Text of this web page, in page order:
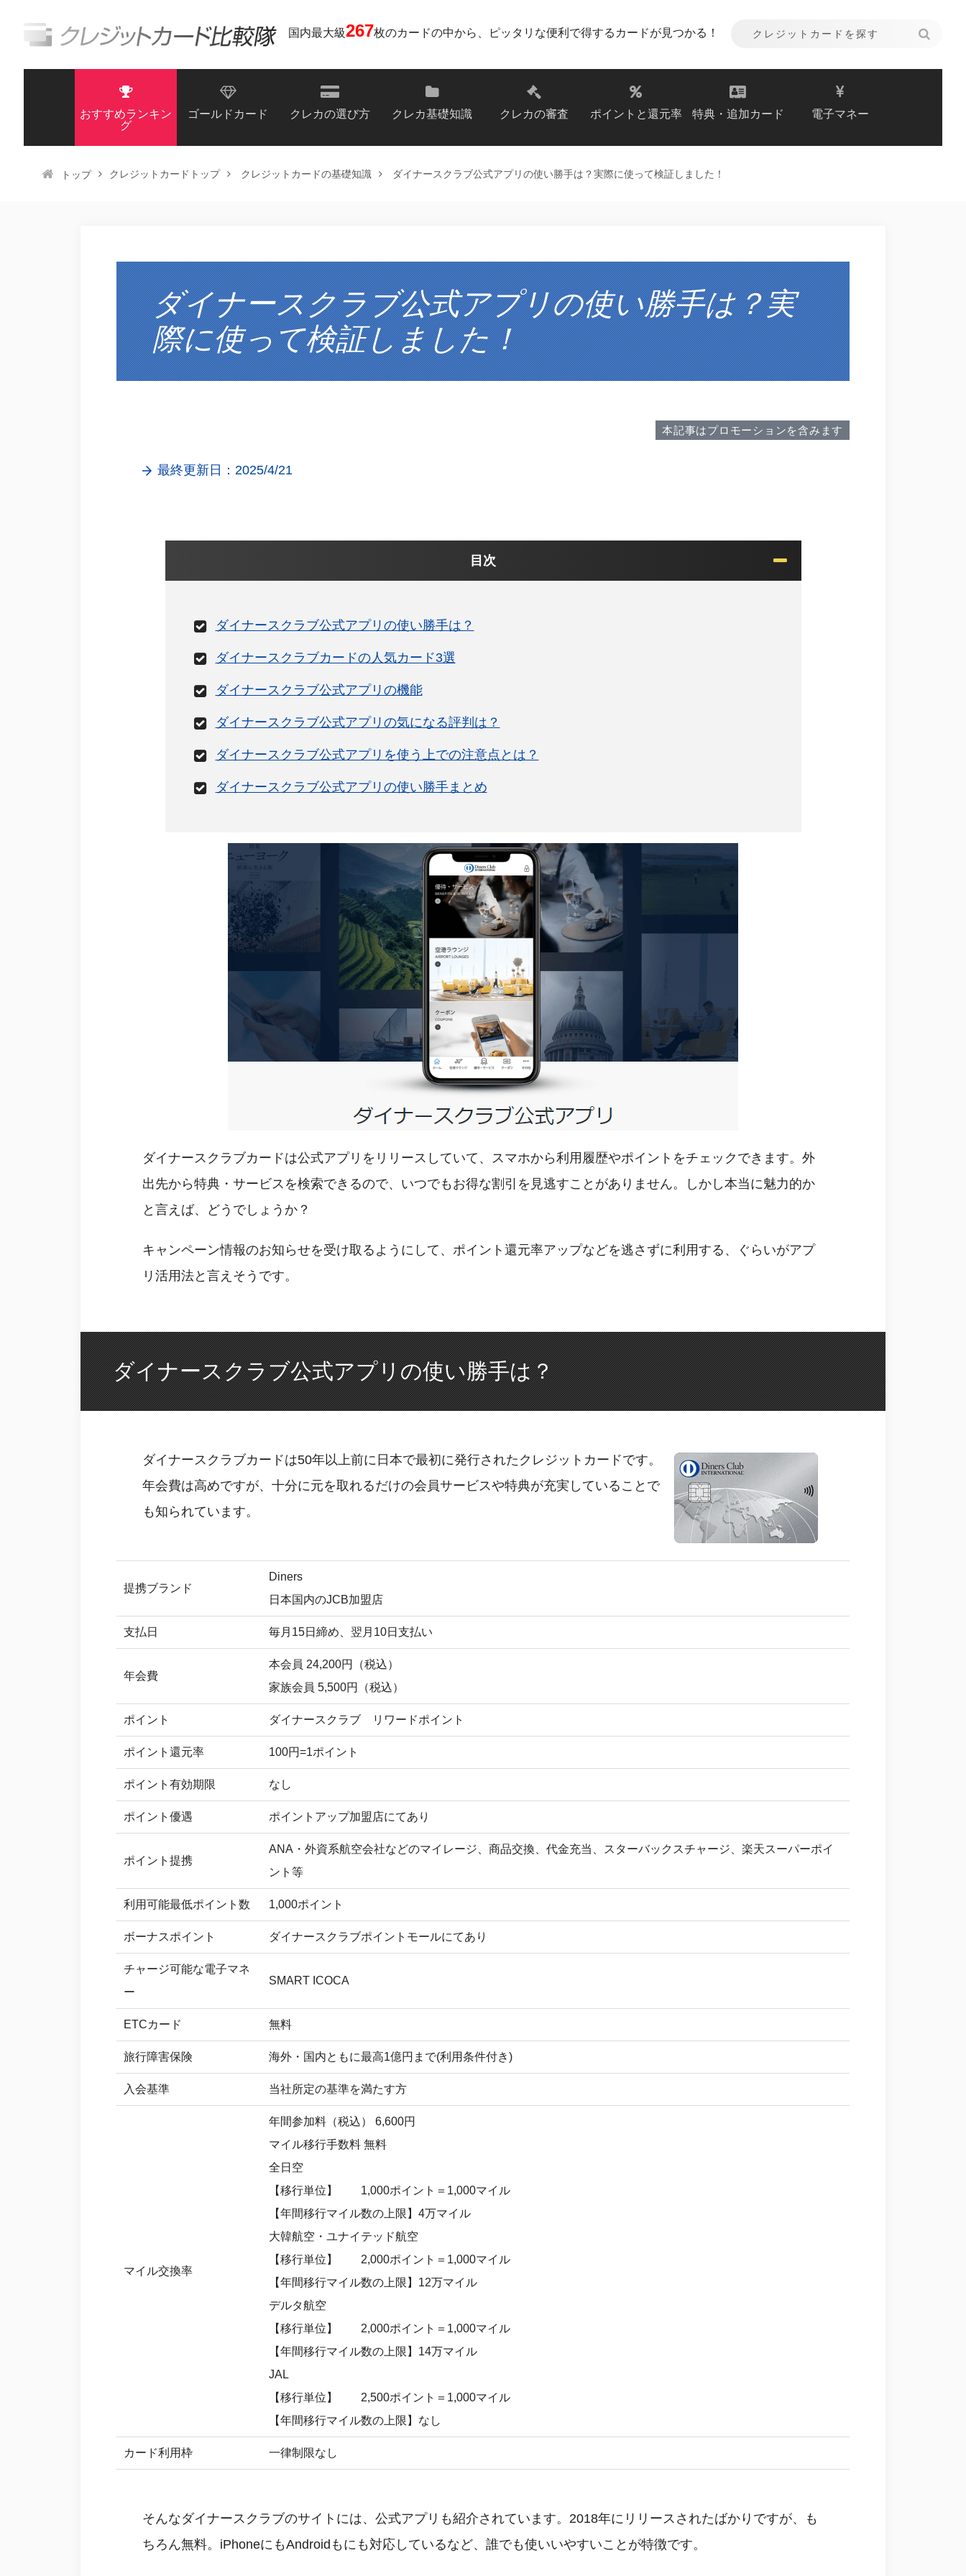
国内最大級267枚のカードの中から、ピッタリな便利で得するカードが見つかる！
おすすめランキン
グ
ゴールドカード クレカの選び方 クレカ基礎知識 クレカの審査 ポイントと還元率 特典・追加カード 電子マネー
トップ クレジットカードトップ クレジットカードの基礎知識 ダイナースクラブ公式アプリの使い勝手は？実際に使って検証しました！
ダイナースクラブ公式アプリの使い勝手は？実
際に使って検証しました！
本記事はプロモーションを含みます
最終更新日：2025/4/21
目次
ダイナースクラブ公式アプリの使い勝手は？
ダイナースクラブカードの人気カード3選
ダイナースクラブ公式アプリの機能
ダイナースクラブ公式アプリの気になる評判は？
ダイナースクラブ公式アプリを使う上での注意点とは？
ダイナースクラブ公式アプリの使い勝手まとめ
ダイナースクラブカードは公式アプリをリリースしていて、スマホから利用履歴やポイントをチェックできます。外
出先から特典・サービスを検索できるので、いつでもお得な割引を見逃すことがありません。しかし本当に魅力的か
と言えば、どうでしょうか？
キャンペーン情報のお知らせを受け取るようにして、ポイント還元率アップなどを逃さずに利用する、ぐらいがアプ
リ活用法と言えそうです。
ダイナースクラブ公式アプリの使い勝手は？
ダイナースクラブカードは50年以上前に日本で最初に発行されたクレジットカードです。
年会費は高めですが、十分に元を取れるだけの会員サービスや特典が充実していることで
も知られています。
提携ブランド
Diners
日本国内のJCB加盟店
支払日 毎月15日締め、翌月10日支払い
年会費
本会員 24,200円（税込）
家族会員 5,500円（税込）
ポイント ダイナースクラブ リワードポイント
ポイント還元率 100円=1ポイント
ポイント有効期限 なし
ポイント優遇 ポイントアップ加盟店にてあり
ポイント提携
ANA・外資系航空会社などのマイレージ、商品交換、代金充当、スターバックスチャージ、楽天スーパーポイ
ント等
利用可能最低ポイント数 1,000ポイント
ボーナスポイント ダイナースクラブポイントモールにてあり
チャージ可能な電子マネ
ー
SMART ICOCA
ETCカード 無料
旅行障害保険 海外・国内ともに最高1億円まで(利用条件付き)
入会基準 当社所定の基準を満たす方
マイル交換率
年間参加料（税込） 6,600円
マイル移行手数料 無料
全日空
【移行単位】 1,000ポイント＝1,000マイル
【年間移行マイル数の上限】4万マイル
大韓航空・ユナイテッド航空
【移行単位】 2,000ポイント＝1,000マイル
【年間移行マイル数の上限】12万マイル
デルタ航空
【移行単位】 2,000ポイント＝1,000マイル
【年間移行マイル数の上限】14万マイル
JAL
【移行単位】 2,500ポイント＝1,000マイル
【年間移行マイル数の上限】なし
カード利用枠 一律制限なし
そんなダイナースクラブのサイトには、公式アプリも紹介されています。2018年にリリースされたばかりですが、も
ちろん無料。iPhoneにもAndroidもにも対応しているなど、誰でも使いいやすいことが特徴です。